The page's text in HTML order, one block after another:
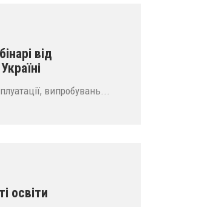
від
випробувань...
освіти